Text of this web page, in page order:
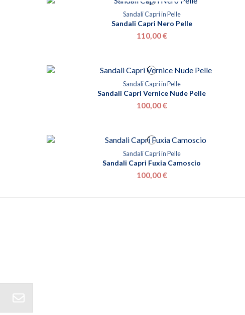
Sandali Capri in Pelle
Sandali Capri Nero Pelle
110,00 €
Sandali Capri in Pelle
Sandali Capri Vernice Nude Pelle
100,00 €
Sandali Capri in Pelle
Sandali Capri Fuxia Camoscio
100,00 €